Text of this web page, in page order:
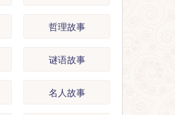
哲理故事
谜语故事
名人故事